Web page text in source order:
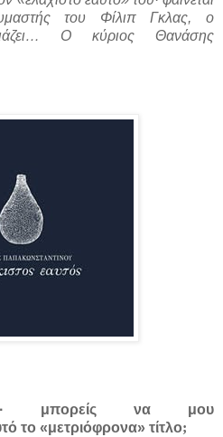
του Φίλιπ Γκλας, ο
Ο κύριος Θανάσης
μπορείς να μου
το «μετριόφρονα» τίτλο;